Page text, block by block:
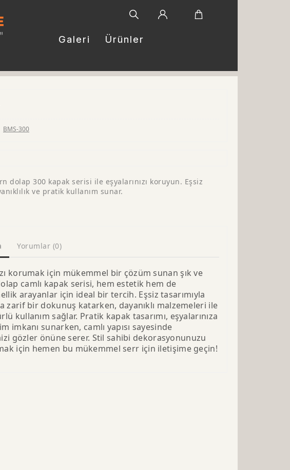
BMS-300
dolap 300 kapak serisi ile eşyalarınızı koruyun. Eşsiz
ve pratik kullanım sunar.
Yorumlar (0)
korumak için mükemmel bir çözüm sunan şık ve
camlı kapak serisi, hem estetik hem de
arayanlar için ideal bir tercih. Eşsiz tasarımıyla
zarif bir dokunuş katarken, dayanıklı malzemeleri ile
kullanım sağlar. Pratik kapak tasarımı, eşyalarınıza
imkanı sunarken, camlı yapısı sayesinde
gözler önüne serer. Stil sahibi dekorasyonunuzu
için hemen bu mükemmel serr için iletişime geçin!
Galeri Ürünler